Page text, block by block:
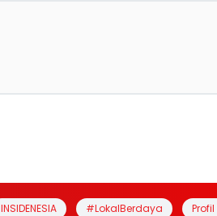
INSIDENESIA #LokalBerdaya